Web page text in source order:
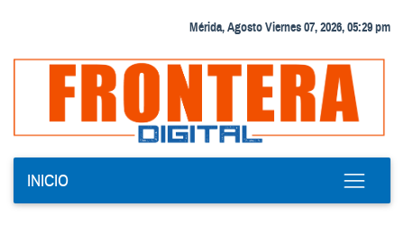
Mérida, Agosto Viernes 07, 2026, 05:29 pm
INICIO